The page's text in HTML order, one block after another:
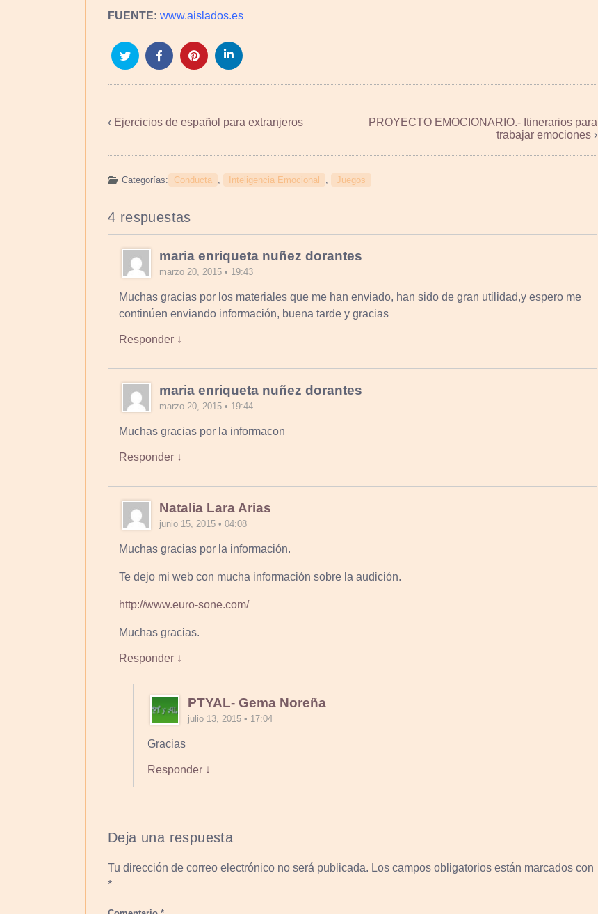
FUENTE: www.aislados.es
‹ Ejercicios de español para extranjeros
PROYECTO EMOCIONARIO.- Itinerarios para
trabajar emociones ›
Categorías: Conducta Inteligencia Emocional Juegos
4 respuestas
maria enriqueta nuñez dorantes
marzo 20, 2015 • 19:43
Muchas gracias por los materiales que me han enviado, han sido de gran utilidad,y espero me
continúen enviando información, buena tarde y gracias
Responder ↓
maria enriqueta nuñez dorantes
marzo 20, 2015 • 19:44
Muchas gracias por la informacon
Responder ↓
Natalia Lara Arias
junio 15, 2015 • 04:08
Muchas gracias por la información.
Te dejo mi web con mucha información sobre la audición.
http://www.euro-sone.com/
Muchas gracias.
Responder ↓
PTYAL- Gema Noreña
julio 13, 2015 • 17:04
Gracias
Responder ↓
Deja una respuesta
Tu dirección de correo electrónico no será publicada. Los campos obligatorios están marcados con
*